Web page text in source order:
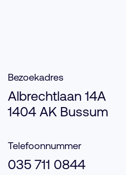
Bezoekadres
Albrechtlaan 14A
1404 AK Bussum
Telefoonnummer
035 711 0844